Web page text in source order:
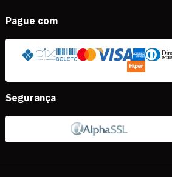
Pague com
Segurança